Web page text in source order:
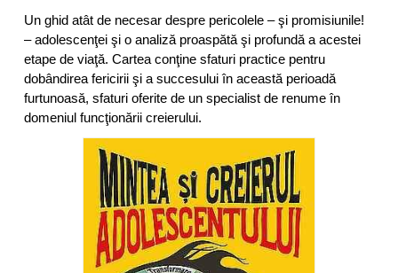
Un ghid atât de necesar despre pericolele – şi promisiunile!
– adolescenţei şi o analiză proaspătă şi profundă a acestei
etape de viaţă. Cartea conţine sfaturi practice pentru
dobândirea fericirii şi a succesului în această perioadă
furtunoasă, sfaturi oferite de un specialist de renume în
domeniul funcţionării creierului.